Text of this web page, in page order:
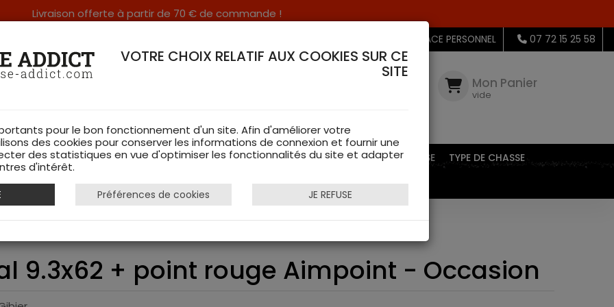
Livraison offerte à partir de 70 € de commande !
DANS LES VOSGES & SUR INTERNET MON ESPACE PERSONNEL 07 72 15 25 58
Mon Panier
vide
DE CHASSE RAYON FEMME CHAUSSURES ACCESSOIRES EQUIPEMENTS DE CHASSE
TYPE DE CHASSE
Jaeger 10 cal 9.3x62 + point rouge Aimpoint - Occasion
9.3x62 + point rouge Aimpoint - Occasion
VOTRE CHOIX RELATIF AUX COOKIES SUR CE
SITE
pour le bon fonctionnement d'un site. Afin d'améliorer votre
des cookies pour conserver les informations de connexion et fournir une
des statistiques en vue d'optimiser les fonctionnalités du site et adapter
d'intérêt.
Préférences de cookies JE REFUSE